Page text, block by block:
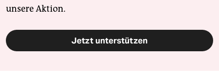
unsere Aktion.
Jetzt unterstützen